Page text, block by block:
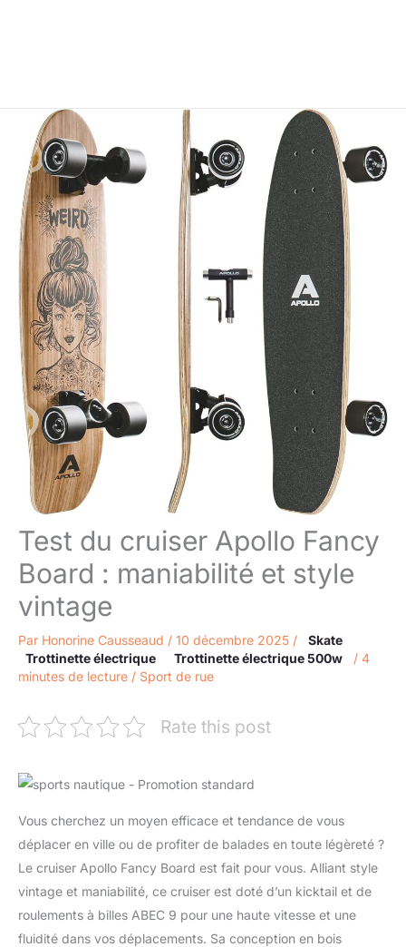
Test du cruiser Apollo Fancy
Board : maniabilité et style
vintage
Par Honorine Causseaud / 10 décembre 2025 /
Skate
Trottinette électrique
Trottinette électrique 500w / 4
minutes de lecture / Sport de rue
Rate this post
Vous cherchez un moyen efficace et tendance de vous
déplacer en ville ou de profiter de balades en toute légèreté ?
Le cruiser Apollo Fancy Board est fait pour vous. Alliant style
vintage et maniabilité, ce cruiser est doté d’un kicktail et de
roulements à billes ABEC 9 pour une haute vitesse et une
fluidité dans vos déplacements. Sa conception en bois